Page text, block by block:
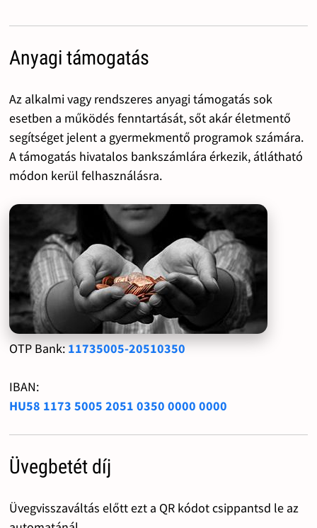
Anyagi támogatás
Az alkalmi vagy rendszeres anyagi támogatás sok
esetben a működés fenntartását, sőt akár életmentő
segítséget jelent a gyermekmentő programok számára.
A támogatás hivatalos bankszámlára érkezik, átlátható
módon kerül felhasználásra.
OTP Bank: 11735005-20510350
IBAN:
HU58 1173 5005 2051 0350 0000 0000
Üvegbetét díj
Üvegvisszaváltás előtt ezt a QR kódot csippantsd le az